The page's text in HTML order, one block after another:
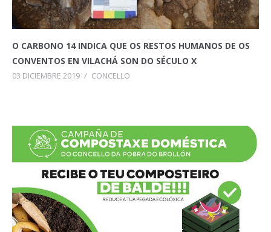
O CARBONO 14 INDICA QUE OS RESTOS HUMANOS DE OS
CONVENTOS EN VILACHÁ SON DO SÉCULO X
03 DICIEMBRE 2019 / CONCELLO